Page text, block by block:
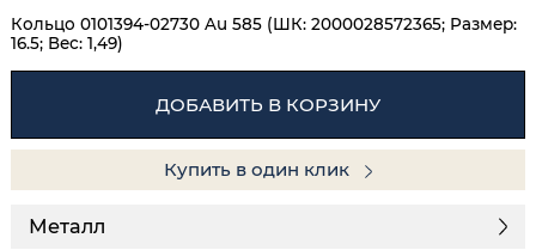
Кольцо 0101394-02730 Au 585 (ШК: 2000028572365; Размер:
16.5; Вес: 1,49)
ДОБАВИТЬ В КОРЗИНУ
Купить в один клик
Металл